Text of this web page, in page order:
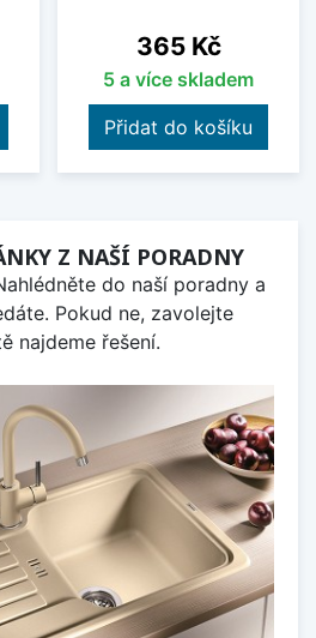
Cena
365 Kč
5 a více skladem
Přidat do košíku
Z NAŠÍ PORADNY
do naší poradny a
Pokud ne, zavolejte
najdeme řešení.